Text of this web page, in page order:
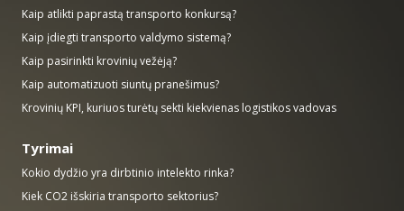
Kaip atlikti paprastą transporto konkursą?
Kaip įdiegti transporto valdymo sistemą?
Kaip pasirinkti krovinių vežėją?
Kaip automatizuoti siuntų pranešimus?
Krovinių KPI, kuriuos turėtų sekti kiekvienas logistikos vadovas
Tyrimai
Kokio dydžio yra dirbtinio intelekto rinka?
Kiek CO2 išskiria transporto sektorius?